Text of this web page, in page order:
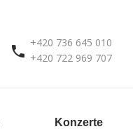
+420 736 645 010
+420 722 969 707
Konzerte